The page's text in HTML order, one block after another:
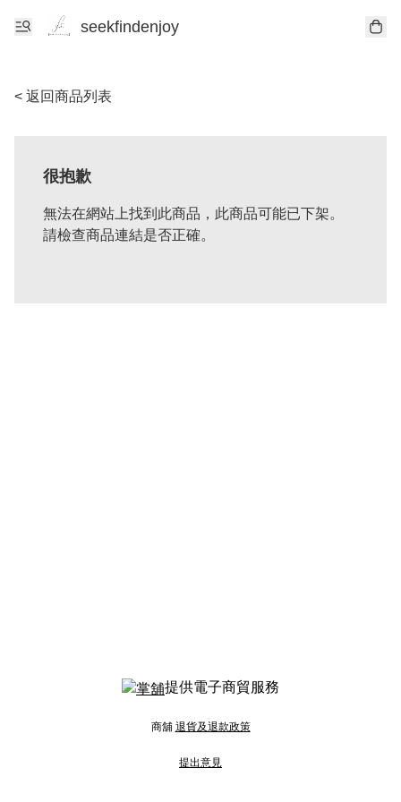
seekfindenjoy
< 返回商品列表
很抱歉
無法在網站上找到此商品，此商品可能已下架。
請檢查商品連結是否正確。
提供電子商貿服務
商舖 退貨及退款政策
提出意見